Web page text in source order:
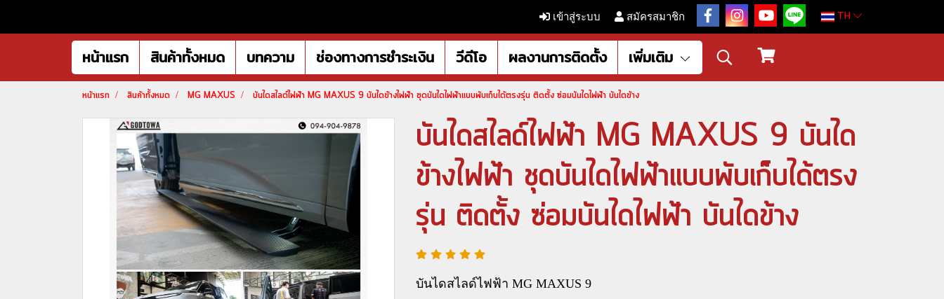
เข้าสู่ระบบ สมัครสมาชิก TH
หน้าแรก สินค้าทั้งหมด บทความ ช่องทางการชำระเงิน วีดีโอ ผลงานการติดตั้ง เพิ่มเติม
หน้าแรก สินค้าทั้งหมด MG MAXUS บันไดสไลด์ไฟฟ้า MG MAXUS 9 บันไดข้างไฟฟ้า ชุดบันไดไฟฟ้าแบบพับเก็บได้ตรงรุ่น ติดตั้ง ซ่อมบันไดไฟฟ้า บันไดข้าง
บันไดสไลด์ไฟฟ้า MG MAXUS 9 บันได
ข้างไฟฟ้า ชุดบันไดไฟฟ้าแบบพับเก็บได้ตรง
รุ่น ติดตั้ง ซ่อมบันไดไฟฟ้า บันไดข้าง
บันไดสไลด์ไฟฟ้า MG MAXUS 9